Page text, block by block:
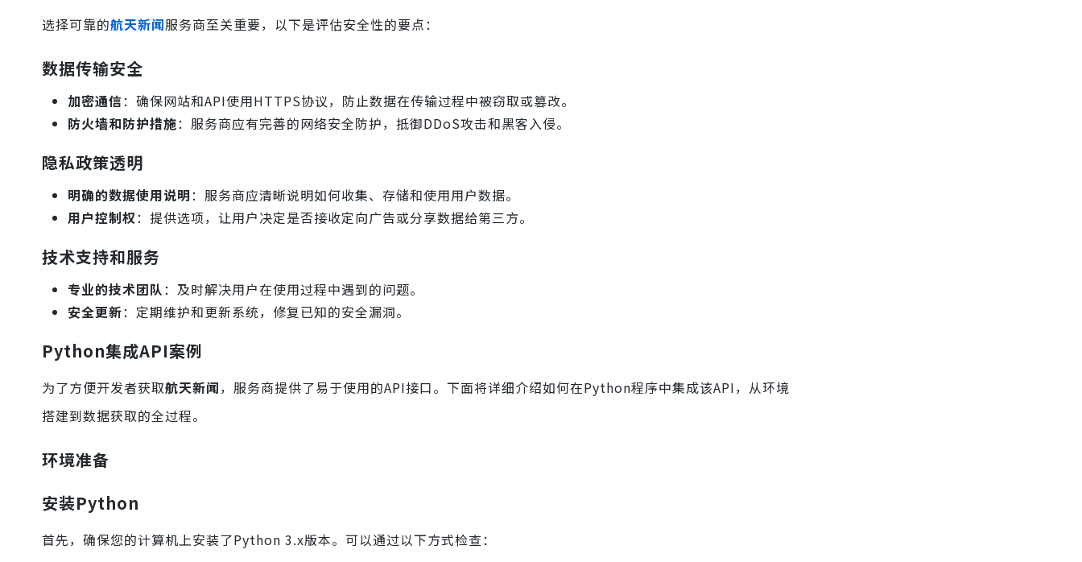
选择可靠的航天新闻服务商至关重要，以下是评估安全性的要点：
数据传输安全
加密通信：确保网站和API使用HTTPS协议，防止数据在传输过程中被窃取或篡改。
防火墙和防护措施：服务商应有完善的网络安全防护，抵御DDoS攻击和黑客入侵。
隐私政策透明
明确的数据使用说明：服务商应清晰说明如何收集、存储和使用用户数据。
用户控制权：提供选项，让用户决定是否接收定向广告或分享数据给第三方。
技术支持和服务
专业的技术团队：及时解决用户在使用过程中遇到的问题。
安全更新：定期维护和更新系统，修复已知的安全漏洞。
Python集成API案例
为了方便开发者获取航天新闻，服务商提供了易于使用的API接口。下面将详细介绍如何在Python程序中集成该API，从环境
搭建到数据获取的全过程。
环境准备
安装Python
首先，确保您的计算机上安装了Python 3.x版本。可以通过以下方式检查：